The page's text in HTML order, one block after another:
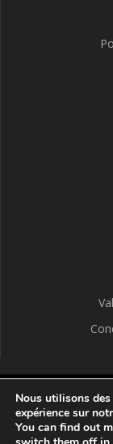
Nous utilisons
expérience sur
You can find out